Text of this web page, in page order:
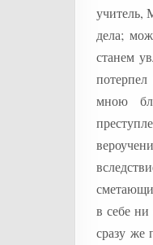
учитель,
дела;
станем
мною
в себе ни
сразу же